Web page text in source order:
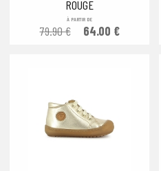
ROUGE
À PARTIR DE
79.90 € 64.00 €